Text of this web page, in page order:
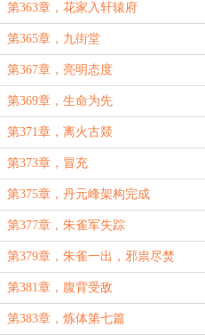
第363章，花家入轩辕府
第365章，九街堂
第367章，亮明态度
第369章，生命为先
第371章，离火古燚
第373章，冒充
第375章，丹元峰架构完成
第377章，朱雀军失踪
第379章，朱雀一出，邪祟尽焚
第381章，腹背受敌
第383章，炼体第七篇